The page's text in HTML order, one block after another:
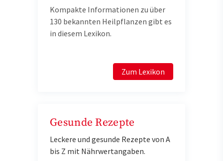
Kompakte Informationen zu über
130 bekannten Heilpflanzen gibt es
in diesem Lexikon.
Zum Lexikon
Gesunde Rezepte
Leckere und gesunde Rezepte von A
bis Z mit Nährwertangaben.